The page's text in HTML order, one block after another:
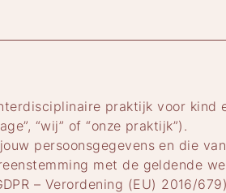
praktijk voor kind
“wij” of “onze praktijk”).
persoonsgegevens en die
met de geldende
– Verordening (EU) 2016/